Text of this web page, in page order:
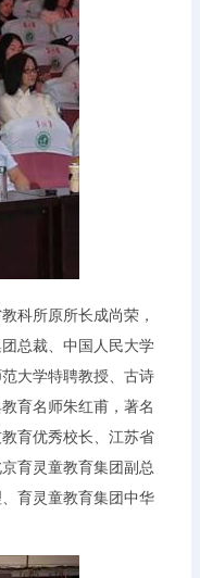
科所原所长成尚荣，
总裁、中国人民大学
大学特聘教授、古诗
育名师朱红甫，著名
育优秀校长、江苏省
育灵童教育集团副总
育灵童教育集团中华